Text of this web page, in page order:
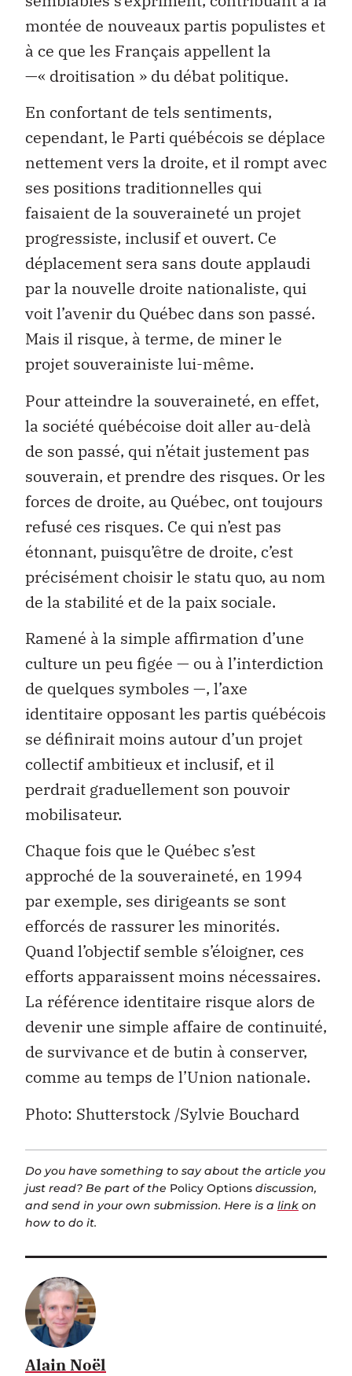
montée de nouveaux partis populistes et
à ce que les Français appellent la
—« droitisation » du débat politique.
En confortant de tels sentiments,
cependant, le Parti québécois se déplace
nettement vers la droite, et il rompt avec
ses positions traditionnelles qui
faisaient de la souveraineté un projet
progressiste, inclusif et ouvert. Ce
déplacement sera sans doute applaudi
par la nouvelle droite nationaliste, qui
voit l’avenir du Québec dans son passé.
Mais il risque, à terme, de miner le
projet souverainiste lui-même.
Pour atteindre la souveraineté, en effet,
la société québécoise doit aller au-delà
de son passé, qui n’était justement pas
souverain, et prendre des risques. Or les
forces de droite, au Québec, ont toujours
refusé ces risques. Ce qui n’est pas
étonnant, puisqu’être de droite, c’est
précisément choisir le statu quo, au nom
de la stabilité et de la paix sociale.
Ramené à la simple affirmation d’une
culture un peu figée — ou à l’interdiction
de quelques symboles —, l’axe
identitaire opposant les partis québécois
se définirait moins autour d’un projet
collectif ambitieux et inclusif, et il
perdrait graduellement son pouvoir
mobilisateur.
Chaque fois que le Québec s’est
approché de la souveraineté, en 1994
par exemple, ses dirigeants se sont
efforcés de rassurer les minorités.
Quand l’objectif semble s’éloigner, ces
efforts apparaissent moins nécessaires.
La référence identitaire risque alors de
devenir une simple affaire de continuité,
de survivance et de butin à conserver,
comme au temps de l’Union nationale.
Photo: Shutterstock /Sylvie Bouchard
Do you have something to say about the article you
just read? Be part of the Policy Options discussion,
and send in your own submission. Here is a link on
how to do it.
Alain Noël